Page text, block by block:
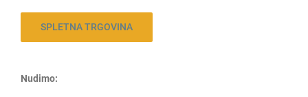
SPLETNA TRGOVINA
Nudimo: